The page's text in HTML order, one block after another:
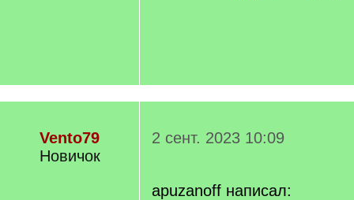
Vento79
Новичок
2 сент. 2023 10:09
apuzanoff написал: